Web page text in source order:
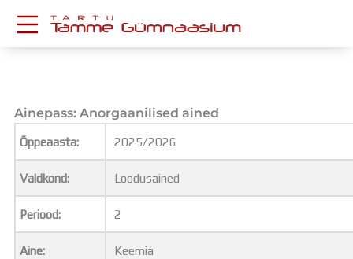
content
Postkast
Drive
Tamme TV
Tamme Leht
Kooliraadio
Koorilaul
ÕPPETÖÖ
Tunniplaan
Ainepass: Anorgaanilised ained
Õppeaasta: 2025/2026
Valdkond: Loodusained
Periood: 2
Aine: Keemia